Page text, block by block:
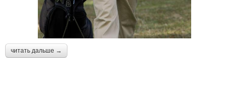
читать дальше →